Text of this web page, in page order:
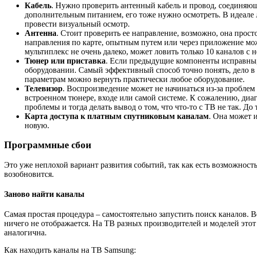
Кабель. Нужно проверить антенный кабель и провод,
дополнительным питанием, его тоже нужно осмотреть. В
провести визуальный осмотр.
Антенна. Стоит проверить ее направление, возможно, она
направления по карте, опытным путем или через приложение
мультиплекс не очень далеко, может ловить только 10 каналов
Тюнер или приставка. Если предыдущие компоненты
оборудовании. Самый эффективный способ точно понять, дело
параметрам можно вернуть практически любое оборудование.
Телевизор. Воспроизведение может не начинаться из-за
встроенном тюнере, входе или самой системе. К сожалению,
проблемы и тогда делать вывод о том, что что-то с ТВ не так.
Карта доступа к платным спутниковым каналам. Она может
новую.
Программные сбои
Это уже неплохой вариант развития событий, так как есть
возобновится.
Заново найти каналы
Самая простая процедура – самостоятельно запустить поиск
ничего не отображается. На ТВ разных производителей и моделей
аналогична.
Как находить каналы на ТВ Samsung: